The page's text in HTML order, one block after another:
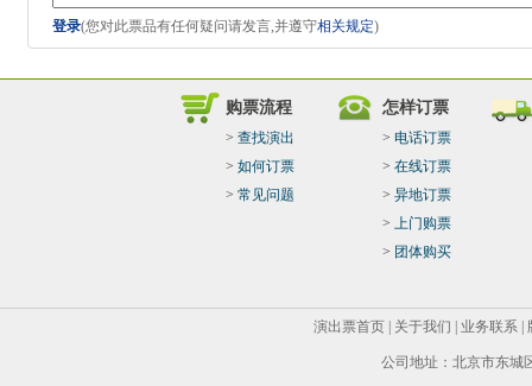
登录(您对此票品有任何疑问请发言,并遵守相关规定)
购票流程
> 查找演出
> 如何订票
> 常见问题
怎样订票
> 电话订票
> 在线订票
> 异地订票
> 上门购票
> 团体购买
演出票首页 关于我们 业务联系
公司地址：北京市东城